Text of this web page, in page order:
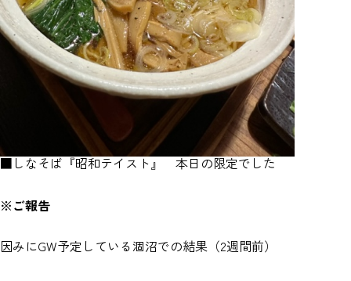
■しなそば『昭和テイスト』 本日の限定でした
※ご報告
因みにGW予定している涸沼での結果（2週間前）